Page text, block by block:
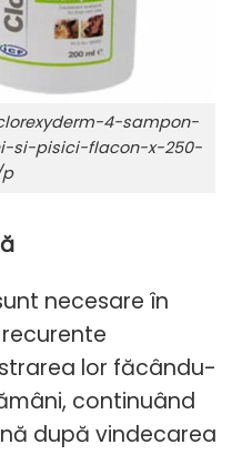
4-sampon-
si-pisici-flacon-x-250-
necesare în
lor făcându-
continuând
după vindecarea